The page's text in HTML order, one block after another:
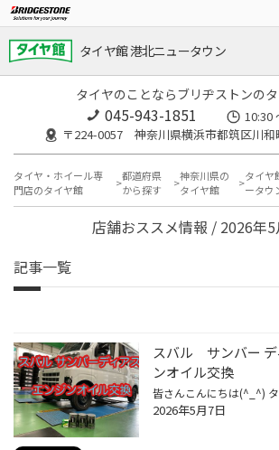
タイヤ館 港北ニュータウン
タイヤのことならブリヂストンの
045-943-1851
10:30
〒224-0057 神奈川県横浜市都筑区川和
タイヤ・ホイール専
門店のタイヤ館
都道府県
から探す
神奈川県の
タイヤ館
タイヤ
ータウ
店舗おススメ情報 / 2026年5
記事一覧
スバル サンバー
ンオイル交換
2026年5月7日